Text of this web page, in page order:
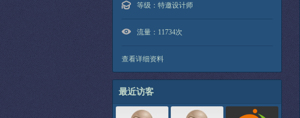
等级： 特邀设计师
流量： 11734次
查看详细资料
最近访客